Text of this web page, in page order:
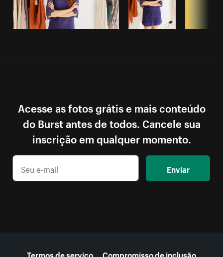
Acesse as fotos grátis e mais conteúdo
do Burst antes de todos. Cancele sua
inscrição em qualquer momento.
Enviar
Termos de serviço
Compromisso de inclusão